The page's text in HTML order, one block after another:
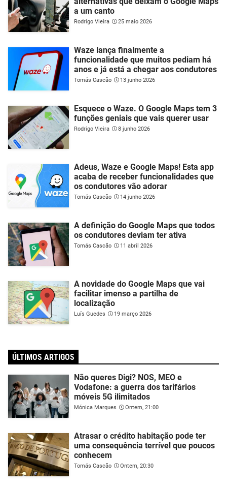
a um canto
Rodrigo Vieira 25 maio 2026
Waze lança finalmente a
funcionalidade que muitos pediam há
anos e já está a chegar aos condutores
Tomás Cascão 13 junho 2026
Esquece o Waze. O Google Maps tem 3
funções geniais que vais querer usar
Rodrigo Vieira 8 junho 2026
Adeus, Waze e Google Maps! Esta app
acaba de receber funcionalidades que
os condutores vão adorar
Tomás Cascão 14 junho 2026
A definição do Google Maps que todos
os condutores deviam ter ativa
Tomás Cascão 11 abril 2026
A novidade do Google Maps que vai
facilitar imenso a partilha de
localização
Luís Guedes 19 março 2026
ÚLTIMOS ARTIGOS
Não queres Digi? NOS, MEO e
Vodafone: a guerra dos tarifários
móveis 5G ilimitados
Mónica Marques Ontem, 21:00
Atrasar o crédito habitação pode ter
uma consequência terrível que poucos
conhecem
Tomás Cascão Ontem, 20:30